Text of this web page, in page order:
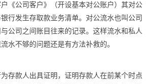
《公司客户》（开设基本对公账户）其对公
行发生存取款业务清单。对公流水也叫公司
公司之间账目往来的记录。这样流水和私人
水不够的问题还是有方法补救的。
存款人出具证明，证明存款人在前某个时点